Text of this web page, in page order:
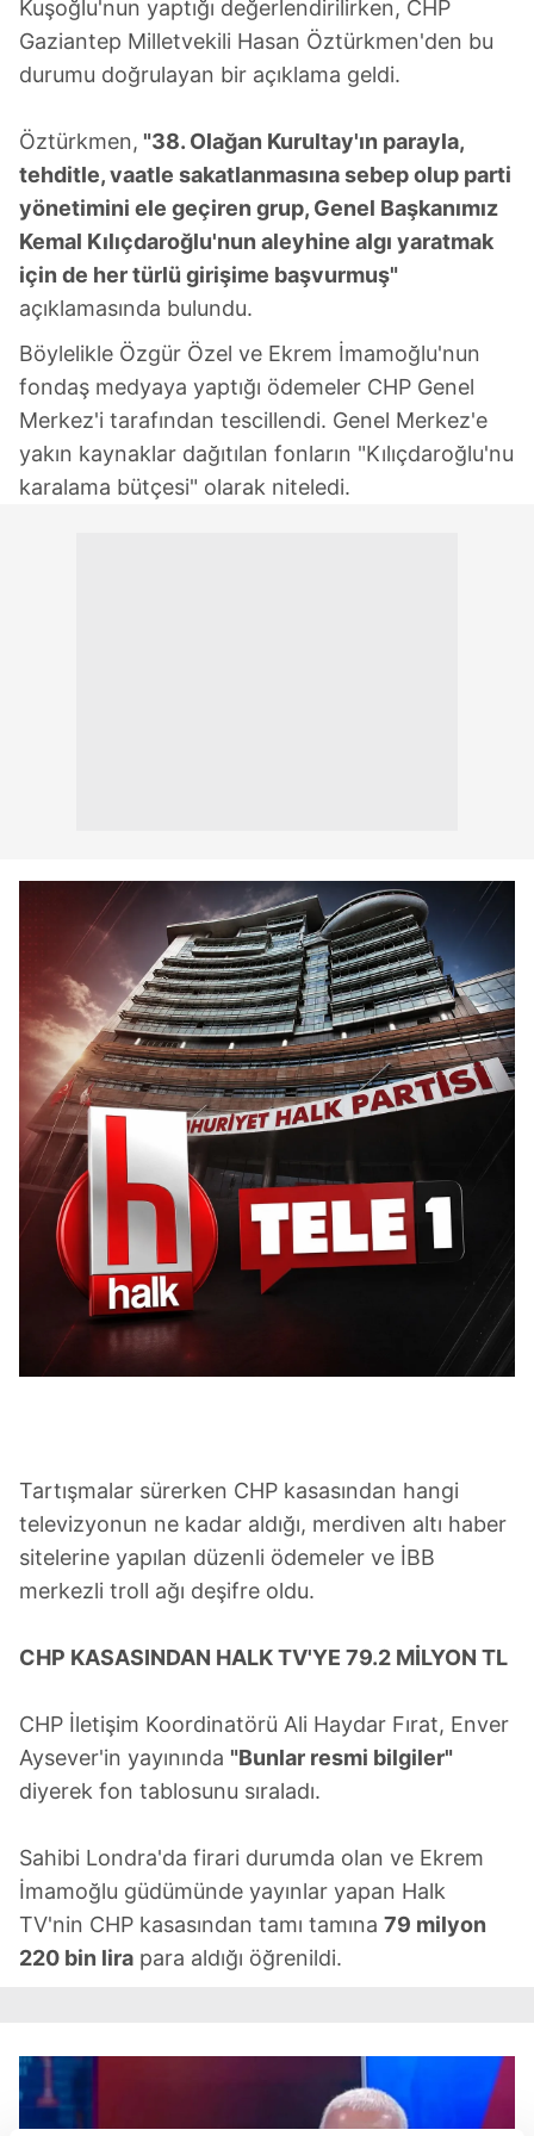
Kuşoğlu'nun yaptığı değerlendirilirken, CHP
Gaziantep Milletvekili Hasan Öztürkmen'den bu
durumu doğrulayan bir açıklama geldi.
Öztürkmen, "38. Olağan Kurultay'ın parayla,
tehditle, vaatle sakatlanmasına sebep olup parti
yönetimini ele geçiren grup, Genel Başkanımız
Kemal Kılıçdaroğlu'nun aleyhine algı yaratmak
için de her türlü girişime başvurmuş"
açıklamasında bulundu.
Böylelikle Özgür Özel ve Ekrem İmamoğlu'nun
fondaş medyaya yaptığı ödemeler CHP Genel
Merkez'i tarafından tescillendi. Genel Merkez'e
yakın kaynaklar dağıtılan fonların "Kılıçdaroğlu'nu
karalama bütçesi" olarak niteledi.
Tartışmalar sürerken CHP kasasından hangi
televizyonun ne kadar aldığı, merdiven altı haber
sitelerine yapılan düzenli ödemeler ve İBB
merkezli troll ağı deşifre oldu.
CHP KASASINDAN HALK TV'YE 79.2 MİLYON TL
CHP İletişim Koordinatörü Ali Haydar Fırat, Enver
Aysever'in yayınında "Bunlar resmi bilgiler"
diyerek fon tablosunu sıraladı.
Sahibi Londra'da firari durumda olan ve Ekrem
İmamoğlu güdümünde yayınlar yapan Halk
TV'nin CHP kasasından tamı tamına 79 milyon
220 bin lira para aldığı öğrenildi.